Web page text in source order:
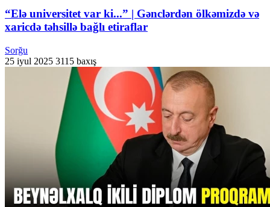
“Elə universitet var ki...” | Gənclərdən ölkəmizdə və
xaricdə təhsillə bağlı etiraflar
Sorğu
25 iyul 2025 3115 baxış